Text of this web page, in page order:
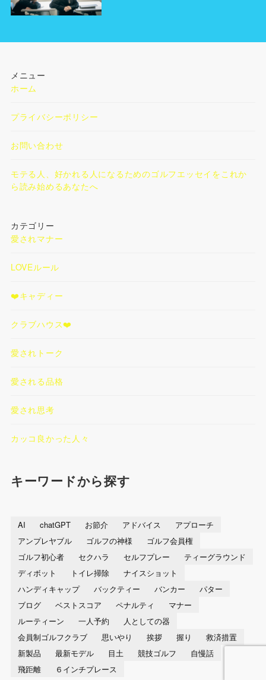
メニュー
ホーム
プライバシーポリシー
お問い合わせ
モテる人、好かれる人になるためのゴルフエッセイをこれか
ら読み始めるあなたへ
カテゴリー
愛されマナー
LOVEルール
❤️キャディー
クラブハウス❤️
愛されトーク
愛される品格
愛され思考
カッコ良かった人々
キーワードから探す
AI chatGPT お節介 アドバイス
アプローチ
アンプレヤブル
ゴルフの神様
ゴルフ会員権
ゴルフ初心者
セクハラ セルフプレー
ティーグラウンド
ディボット
トイレ掃除
ナイスショット
ハンディキャップ
バックティー バンカー
パター
ブログ
ベストスコア ペナルティ
マナー
ルーティーン
一人予約
人としての器
会員制ゴルフクラブ
思いやり 挨拶 握り
救済措置
新製品
最新モデル 目土 競技ゴルフ
自慢話
飛距離
６インチプレース